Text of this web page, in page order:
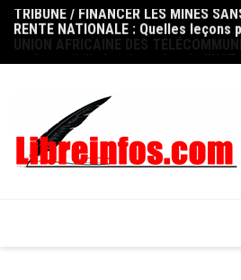
Skip
content
UNION AFRICAINE DES
au Conseil d’administration de l’UAT